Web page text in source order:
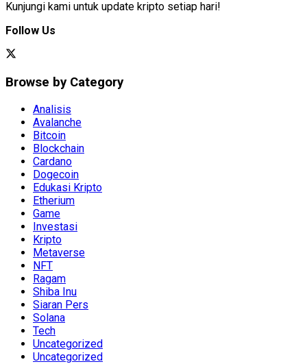
Kunjungi kami untuk update kripto setiap hari!
Follow Us
Browse by Category
Analisis
Avalanche
Bitcoin
Blockchain
Cardano
Dogecoin
Edukasi Kripto
Etherium
Game
Investasi
Kripto
Metaverse
NFT
Ragam
Shiba Inu
Siaran Pers
Solana
Tech
Uncategorized
Uncategorized